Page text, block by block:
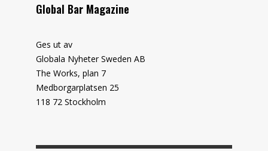
Global Bar Magazine
Ges ut av
Globala Nyheter Sweden AB
The Works, plan 7
Medborgarplatsen 25
118 72 Stockholm